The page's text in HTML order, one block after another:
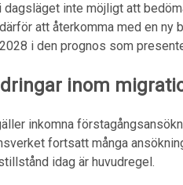
dagsläget inte möjligt att
att återkomma med en ny
i den prognos som
inom
inkomna
fortsatt många
idag är huvudregel.